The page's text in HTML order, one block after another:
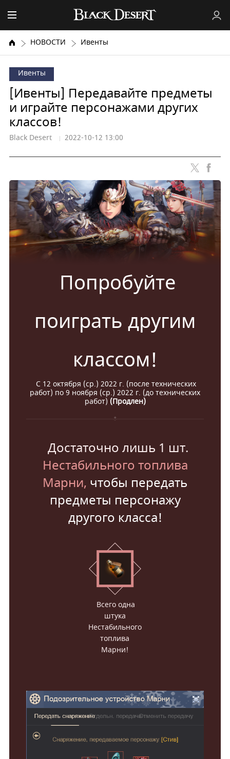
НОВОСТИ Ивенты
Ивенты
[Ивенты] Передавайте предметы
и играйте персонажами других
классов!
Black Desert 2022-10-12 13:00
Попробуйте
поиграть другим
классом!
С 12 октября (ср.) 2022 г. (после технических
работ) по 9 ноября (ср.) 2022 г. (до технических
работ) (Продлен)
Достаточно лишь 1 шт.
Нестабильного топлива
Марни, чтобы передать
предметы персонажу
другого класса!
Всего одна
штука
Нестабильного
топлива
Марни!